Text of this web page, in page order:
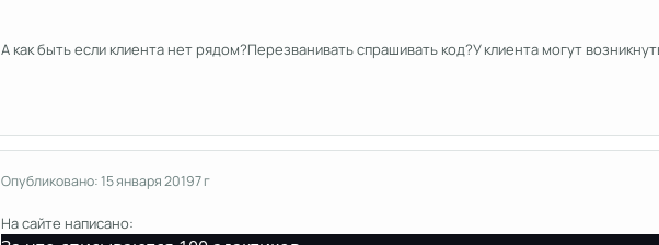
А как быть если клиента нет рядом?Перезванивать спрашивать код?У клиента могут
Опубликовано:15 января 20197 г
На сайте написано: